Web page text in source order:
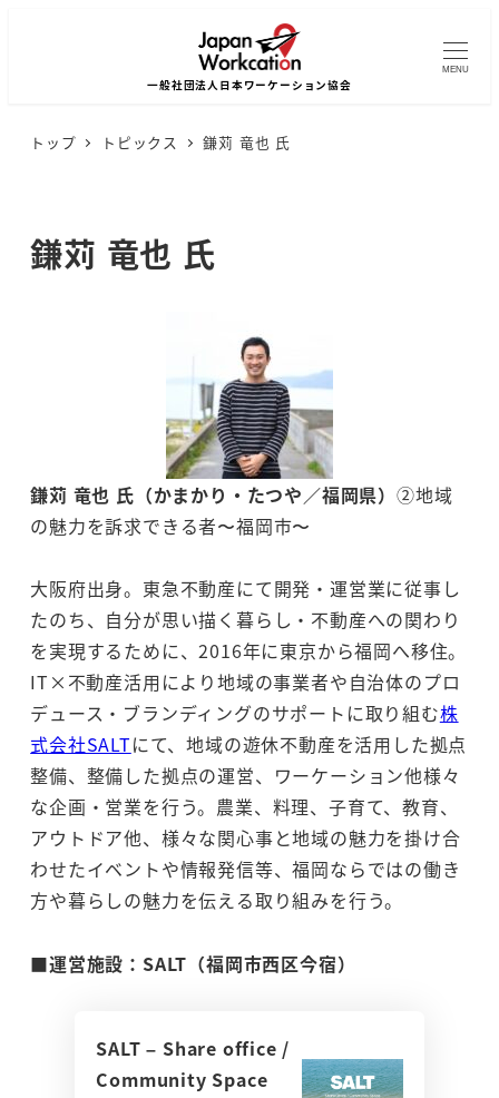
MENU
トップ トピックス 鎌苅 竜也 氏
鎌苅 竜也 氏
鎌苅 竜也 氏（かまかり・たつや／福岡県） ②地域
の魅力を訴求できる者〜福岡市〜
大阪府出身。東急不動産にて開発・運営業に従事し
たのち、自分が思い描く暮らし・不動産への関わり
を実現するために、2016年に東京から福岡へ移住。
IT×不動産活用により地域の事業者や自治体のプロ
デュース・ブランディングのサポートに取り組む株
式会社SALTにて、地域の遊休不動産を活用した拠点
整備、整備した拠点の運営、ワーケーション他様々
な企画・営業を行う。農業、料理、子育て、教育、
アウトドア他、様々な関心事と地域の魅力を掛け合
わせたイベントや情報発信等、福岡ならではの働き
方や暮らしの魅力を伝える取り組みを行う。
■運営施設：SALT（福岡市西区今宿）
SALT – Share office /
Community Space